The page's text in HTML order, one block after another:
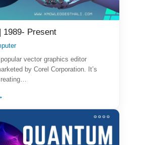
1989- Present
vector graphics editor
by Corel Corporation. It’s